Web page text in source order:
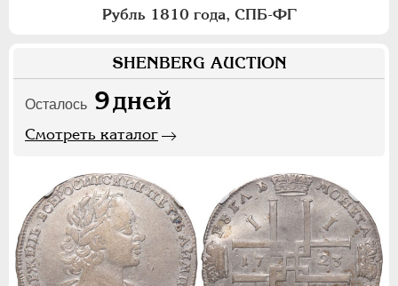
Рубль 1810 года, СПБ-ФГ
SHENBERG AUCTION
Осталось 9дней
Смотреть каталог